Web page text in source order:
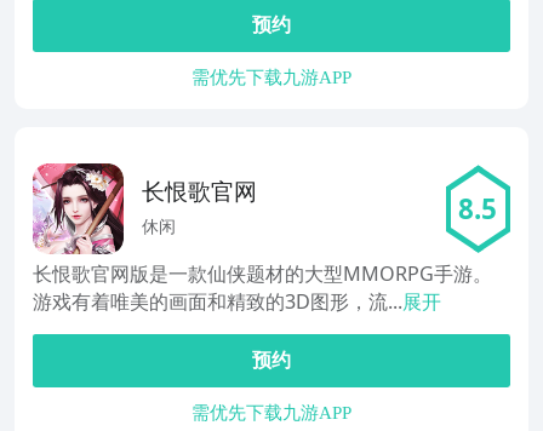
预约
需优先下载九游APP
长恨歌官网
休闲 8.5
长恨歌官网版是一款仙侠题材的大型MMORPG手游。
游戏有着唯美的画面和精致的3D图形，流...展开
预约
需优先下载九游APP